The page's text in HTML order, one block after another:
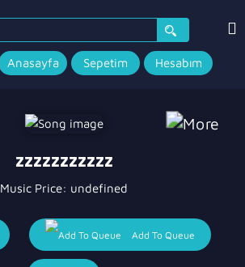
Anasayfa
Sepetim Hesabım
zzzzzzzzzzz
Music Price: undefined
Add To Queue